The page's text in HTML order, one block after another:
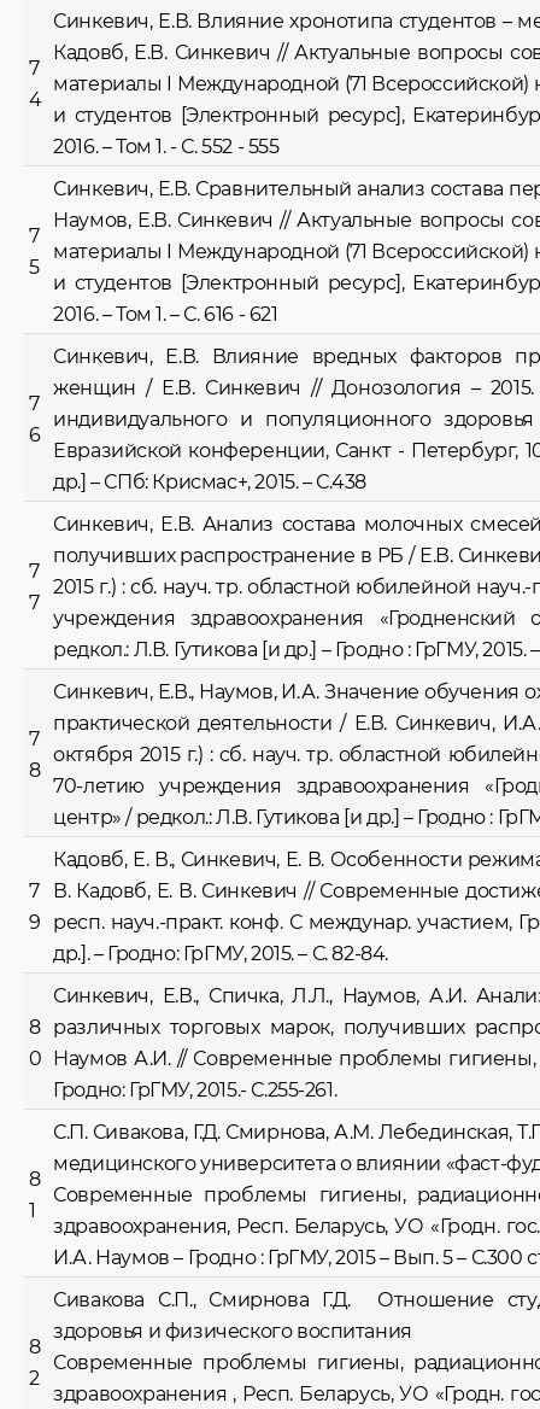
7
4
Синкевич, Е.В. Влияние хронотипа студентов –
Кадовб, Е.В. Синкевич // Актуальные вопросы
материалы I Международной (71
и студентов [Электронный ресурс],
2016. – Том 1. - С. 552 - 555
7
5
Синкевич, Е.В. Сравнительный анализ состава
Наумов, Е.В. Синкевич // Актуальные вопросы
материалы I Международной (71
и студентов [Электронный ресурс],
2016. – Том 1. – С. 616 - 621
7
6
Синкевич, Е.В. Влияние вредных факторов
женщин / Е.В. Синкевич // Донозология –
индивидуального и популяционного
Евразийской конференции, Санкт - Петербург,
др.] – СПб: Крисмас+, 2015. – С.438
7
7
Синкевич, Е.В. Анализ состава молочных
получивших распространение в РБ / Е.В.
2015 г.) : cб. науч. тр. областной юбилейной
учреждения здравоохранения
редкол.: Л.В. Гутикова [и др.] – Гродно : ГрГМУ, 2015.
7
8
Синкевич, Е.В., Наумов, И.А. Значение обучения
практической деятельности / Е.В. Синкевич,
октября 2015 г.) : cб. науч. тр. областной
70-летию учреждения здравоохранения
центр» / редкол.: Л.В. Гутикова [и др.] – Гродно :
7
9
Кадовб, Е. В., Синкевич, Е. В. Особенности
В. Кадовб, Е. В. Синкевич // Современные
респ. науч.-практ. конф. С междунар. участием,
др.]. – Гродно: ГрГМУ, 2015. – С. 82-84.
8
0
Синкевич, Е.В., Спичка, Л.Л., Наумов, А.И.
различных торговых марок, получивших
Наумов А.И. // Современные проблемы
Гродно: ГрГМУ, 2015.- С.255-261.
8
1
С.П. Сивакова, Г.Д. Смирнова, А.М. Лебединская,
медицинского университета о влиянии «фаст-
Современные проблемы гигиены,
здравоохранения, Респ. Беларусь, УО «Гродн.
И.А. Наумов – Гродно : ГрГМУ, 2015 – Вып. 5 – С.300
8
2
Сивакова С.П., Смирнова Г.Д. Отношение
здоровья и физического воспитания
Современные проблемы гигиены,
здравоохранения , Респ. Беларусь, УО «Гродн.